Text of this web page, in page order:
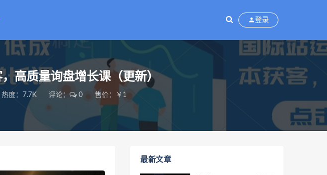
登录
高质量询盘增长课（更新）
热度：7.7K 评论： 0 售价：￥1
最新文章